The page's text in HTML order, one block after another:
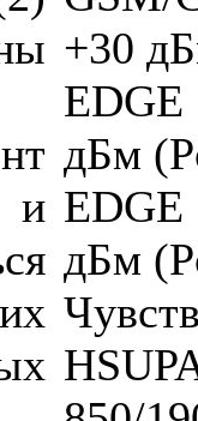
и
+30
дБм
дБм